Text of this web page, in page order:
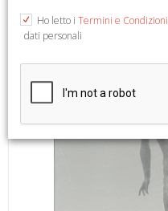
Ho letto i Termini e Condizioni
dati personali